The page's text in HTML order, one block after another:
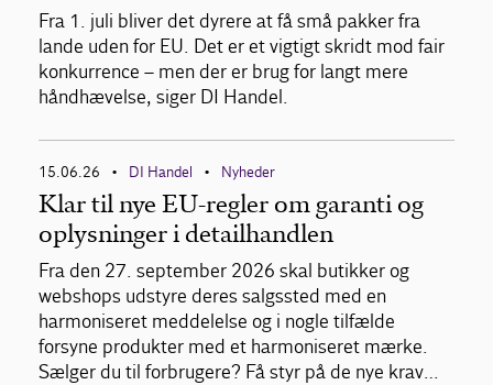
Fra 1. juli bliver det dyrere at få små pakker fra
lande uden for EU. Det er et vigtigt skridt mod fair
konkurrence – men der er brug for langt mere
håndhævelse, siger DI Handel.
15.06.26 • DI Handel • Nyheder
Klar til nye EU-regler om garanti og
oplysninger i detailhandlen
Fra den 27. september 2026 skal butikker og
webshops udstyre deres salgssted med en
harmoniseret meddelelse og i nogle tilfælde
forsyne produkter med et harmoniseret mærke.
Sælger du til forbrugere? Få styr på de nye krav…